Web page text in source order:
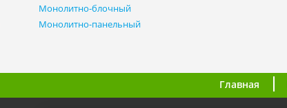
Монолитно-блочный
Монолитно-панельный
Главная